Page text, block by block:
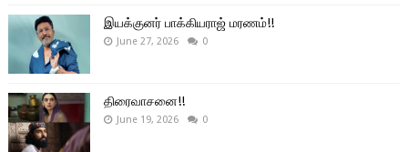
இயக்குனர் பாக்கியராஜ் மரணம்!!
June 27, 2026 0
திரைவாசனை!!
June 19, 2026 0